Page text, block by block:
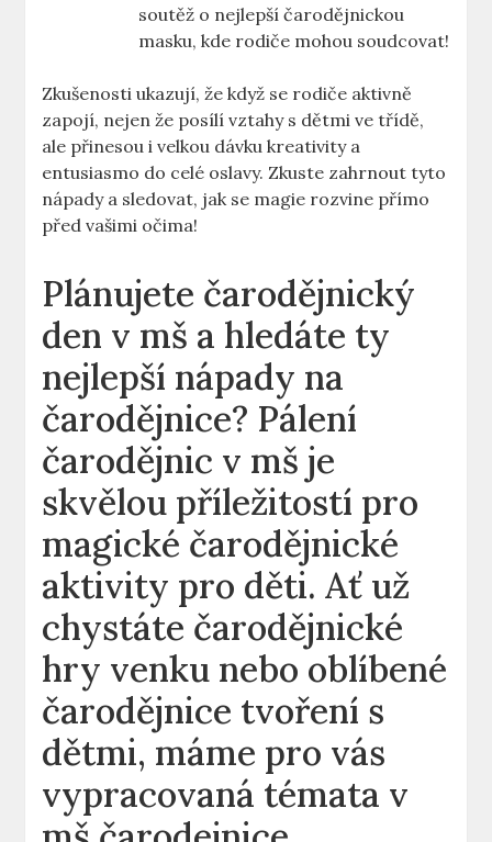
soutěž o nejlepší ⁢čarodějnickou
masku, ⁣kde rodiče mohou soudcovat!
Zkušenosti ukazují, že když se rodiče aktivně
zapojí, nejen že posílí vztahy s dětmi ve⁣ třídě,
ale přinesou i⁢ velkou dávku kreativity a⁣
entusiasmo do celé oslavy. Zkuste zahrnout​ tyto
nápady⁣ a sledovat, jak se magie rozvine přímo
před vašimi očima!
Plánujete čarodějnický
den v mš a hledáte ty
nejlepší nápady na
čarodějnice? Pálení
čarodějnic v mš je
skvělou příležitostí pro
magické čarodějnické
aktivity pro děti. Ať už
chystáte čarodějnické
hry venku nebo oblíbené
čarodějnice tvoření s
dětmi, máme pro vás
vypracovaná témata v